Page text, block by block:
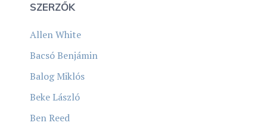
SZERZŐK
Allen White
Bacsó Benjámin
Balog Miklós
Beke László
Ben Reed